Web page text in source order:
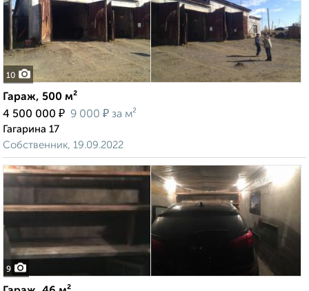
10
Гараж, 500 м²
4 500 000 ₽ 9 000 ₽ за м²
Гагарина 17
Собственник, 19.09.2022
9